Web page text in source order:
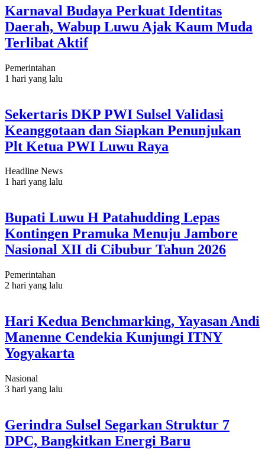
Karnaval Budaya Perkuat Identitas
Daerah, Wabup Luwu Ajak Kaum Muda
Terlibat Aktif
Pemerintahan
1 hari yang lalu
Sekertaris DKP PWI Sulsel Validasi
Keanggotaan dan Siapkan Penunjukan
Plt Ketua PWI Luwu Raya
Headline News
1 hari yang lalu
Bupati Luwu H Patahudding Lepas
Kontingen Pramuka Menuju Jambore
Nasional XII di Cibubur Tahun 2026
Pemerintahan
2 hari yang lalu
Hari Kedua Benchmarking, Yayasan Andi
Manenne Cendekia Kunjungi ITNY
Yogyakarta
Nasional
3 hari yang lalu
Gerindra Sulsel Segarkan Struktur 7
DPC, Bangkitkan Energi Baru